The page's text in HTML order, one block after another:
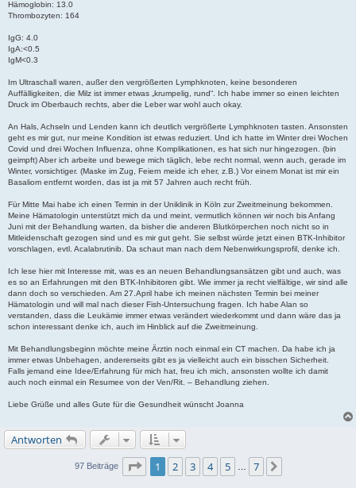
Hämoglobin: 13.0
Thrombozyten: 164
IgG: 4.0
IgA:<0.5
IgM<0.3
Im Ultraschall waren, außer den vergrößerten Lymphknoten, keine besonderen
Auffälligkeiten, die Milz ist immer etwas „krumpelig, rund“. Ich habe immer so einen leichten
Druck im Oberbauch rechts, aber die Leber war wohl auch okay.
An Hals, Achseln und Lenden kann ich deutlich vergrößerte Lymphknoten tasten. Ansonsten
geht es mir gut, nur meine Kondition ist etwas reduziert. Und ich hatte im Winter drei Wochen
Covid und drei Wochen Influenza, ohne Komplikationen, es hat sich nur hingezogen. (bin
geimpft) Aber ich arbeite und bewege mich täglich, lebe recht normal, wenn auch, gerade im
Winter, vorsichtiger. (Maske im Zug, Feiern meide ich eher, z.B.) Vor einem Monat ist mir ein
Basaliom entfernt worden, das ist ja mit 57 Jahren auch recht früh.
Für Mitte Mai habe ich einen Termin in der Uniklinik in Köln zur Zweitmeinung bekommen.
Meine Hämatologin unterstützt mich da und meint, vermutlich können wir noch bis Anfang
Juni mit der Behandlung warten, da bisher die anderen Blutkörperchen noch nicht so in
Mitleidenschaft gezogen sind und es mir gut geht. Sie selbst würde jetzt einen BTK-Inhibitor
vorschlagen, evtl. Acalabrutinib. Da schaut man nach dem Nebenwirkungsprofil, denke ich.
Ich lese hier mit Interesse mit, was es an neuen Behandlungsansätzen gibt und auch, was
es so an Erfahrungen mit den BTK-Inhibitoren gibt. Wie immer ja recht vielfältige, wir sind alle
dann doch so verschieden. Am 27.April habe ich meinen nächsten Termin bei meiner
Hämatologin und will mal nach dieser Fish-Untersuchung fragen. Ich habe Alan so
verstanden, dass die Leukämie immer etwas verändert wiederkommt und dann wäre das ja
schon interessant denke ich, auch im Hinblick auf die Zweitmeinung.
Mit Behandlungsbeginn möchte meine Ärztin noch einmal ein CT machen. Da habe ich ja
immer etwas Unbehagen, andererseits gibt es ja vielleicht auch ein bisschen Sicherheit.
Falls jemand eine Idee/Erfahrung für mich hat, freu ich mich, ansonsten wollte ich damit
auch noch einmal ein Resumee von der Ven/Rit. – Behandlung ziehen.
Liebe Grüße und alles Gute für die Gesundheit wünscht Joanna
Antworten
97 Beiträge Seite von
1 2 3 4 5 7